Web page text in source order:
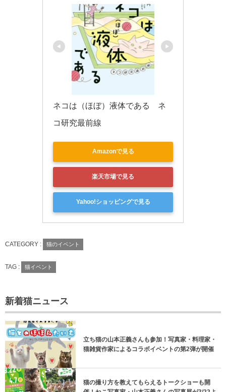
ネコは（ほぼ）液体である　ネ
コ研究最前線
Amazonで見る
楽天市場で見る
Yahoo!ショッピングで見る
CATEGORY : 猫のイベント
TAG : 猫イベント
新着猫ニュース
立ち猫の山本正義さんも参加！写真家・料理家・
猫雑貨作家によるコラボイベントの第2弾が開催
猫の撮り方を教えてもらえるトークショーも開